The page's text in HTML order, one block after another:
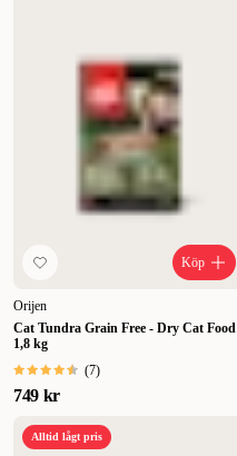
Köp
Orijen
Cat Tundra Grain Free - Dry Cat Food
1,8 kg
(7)
749 kr
Alltid lågt pris